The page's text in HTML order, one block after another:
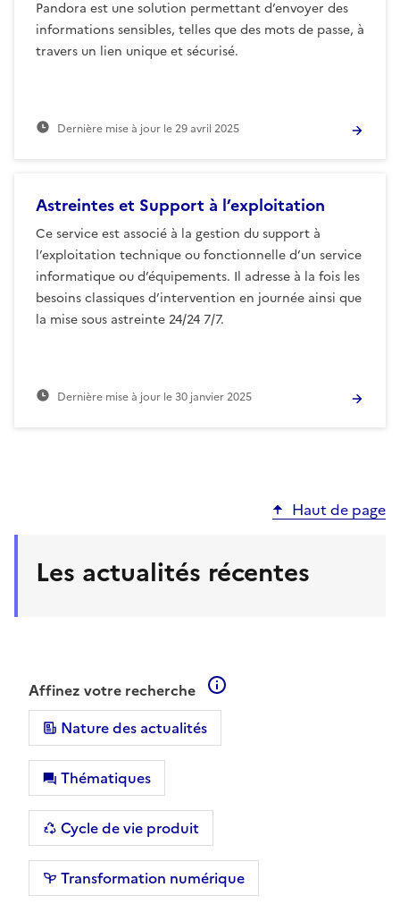
Pandora est une solution permettant d’envoyer des
informations sensibles, telles que des mots de passe, à
travers un lien unique et sécurisé.
Dernière mise à jour le29 avril 2025
Astreintes et Support à l’exploitation
Ce service est associé à la gestion du support à
l’exploitation technique ou fonctionnelle d’un service
informatique ou d’équipements. Il adresse à la fois les
besoins classiques d’intervention en journée ainsi que
la mise sous astreinte 24/24 7/7.
Dernière mise à jour le30 janvier 2025
Haut de page
Les actualités récentes
Affinez votre recherche
Nature des actualités
Thématiques
Cycle de vie produit
Transformation numérique